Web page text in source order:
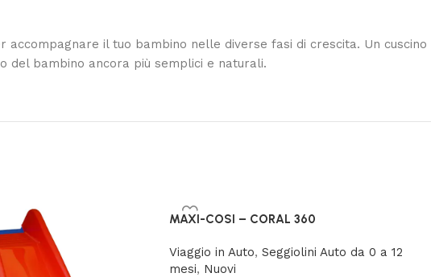
accompagnare il tuo bambino nelle diverse fasi di crescita. Un
del bambino ancora più semplici e naturali.
MAXI-COSI – CORAL 360
Viaggio in Auto, Seggiolini Auto da 0 a 12
mesi, Nuovi